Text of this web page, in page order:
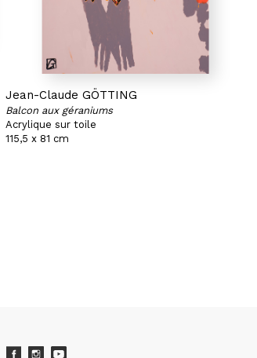
Jean-Claude GÖTTING
Balcon aux géraniums
Acrylique sur toile
115,5 x 81 cm